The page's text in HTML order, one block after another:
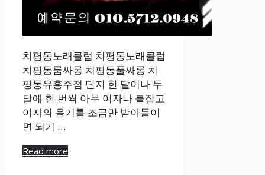
치평동노래클럽 치평동노래클럽
치평동룸싸롱 치평동풀싸롱 치
평동유흥주점 단지 한 달이나 두
달에 한 번씩 아무 여자나 붙잡고
여자의 음기를 조금만 받아들이
면 되기 …
Read more